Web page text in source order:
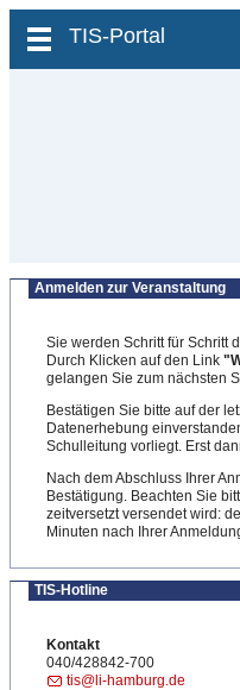
zum Inhalt wechseln
TIS-Portal
Anmelden zur Veranstaltung
Sie werden Schritt für Schritt
Durch Klicken auf den Link
gelangen Sie zum nächsten
Bestätigen Sie bitte auf der
Datenerhebung
Schulleitung vorliegt. Erst
Nach dem Abschluss Ihrer
Bestätigung. Beachten Sie
zeitversetzt versendet wird:
Minuten nach Ihrer
TIS-Hotline
Kontakt
040/428842-700
tis@li-hamburg.de